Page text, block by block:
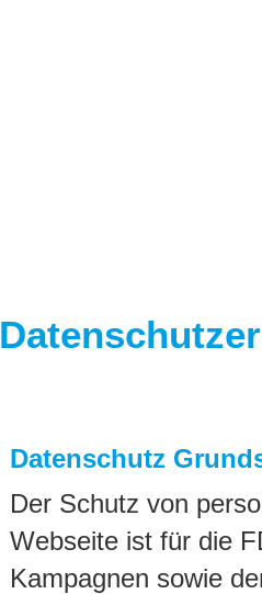
Datenschutz
Der Schutz von
Webseite ist für die
Kampagnen sowie